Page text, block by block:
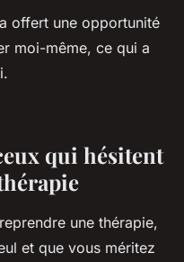
offert une opportunité
moi-même, ce qui a
qui hésitent
une thérapie,
et que vous méritez